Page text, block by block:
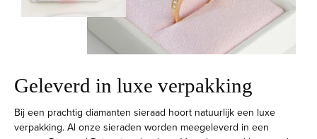
Geleverd in luxe verpakking
Bij een prachtig diamanten sieraad hoort natuurlijk een luxe
verpakking. Al onze sieraden worden meegeleverd in een